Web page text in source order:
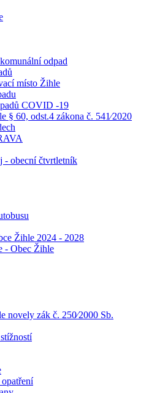
odpad
místo Žihle
COVID -19
§ 60, odst.4 zákona č. 541⁄2020
- obecní čtvrtletník
Žihle 2024 - 2028
- Obec Žihle
novely zák č. 250⁄2000 Sb.